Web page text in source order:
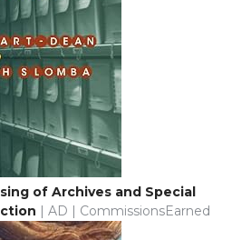
of Archives and Special
| AD | CommissionsEarned